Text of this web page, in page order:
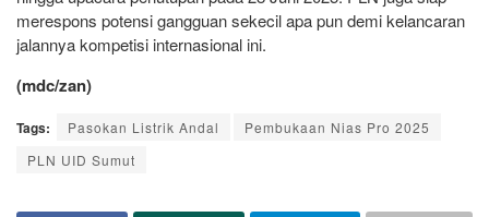
merespons potensi gangguan sekecil apa pun demi kelancaran
jalannya kompetisi internasional ini.
(mdc/zan)
Tags: Pasokan Listrik Andal
Pembukaan Nias Pro 2025
PLN UID Sumut